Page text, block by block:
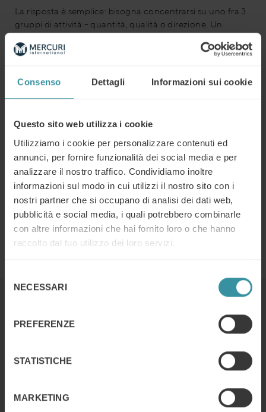
Consenso Dettagli Informazioni sui cookie
Questo sito web utilizza i cookie
Utilizziamo i cookie per personalizzare contenuti ed
annunci, per fornire funzionalità dei social media e per
analizzare il nostro traffico. Condividiamo inoltre
informazioni sul modo in cui utilizzi il nostro sito con i
nostri partner che si occupano di analisi dei dati web,
pubblicità e social media, i quali potrebbero combinarle
con altre informazioni che hai fornito loro o che hanno
raccolto dal tuo utilizzo dei loro servizi.
delNECESSARI
PREFERENZE
STATISTICHE
MARKETING
La risposta è semplice: bisogna concentrarsi su uno fra 3
gruppi di attività – quantità, qualità o direzione. Un
effettuare più visite (quantità) ovvero usare migliori
clienti diversi (direzione).